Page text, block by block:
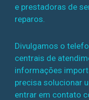
e prestadoras de
reparos.
Divulgamos o
centrais de
informações
precisa solucionar
entrar em contato